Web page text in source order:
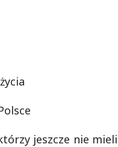
jeszcze nie mieli